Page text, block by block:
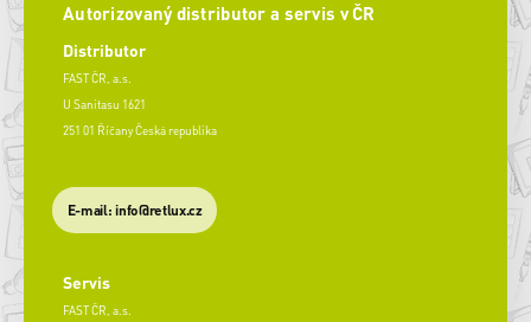
Autorizovaný distributor a servis v ČR
Distributor
FAST ČR, a.s.
U Sanitasu 1621
251 01 Říčany Česká republika
E-mail: info@retlux.cz
Servis
FAST ČR, a.s.